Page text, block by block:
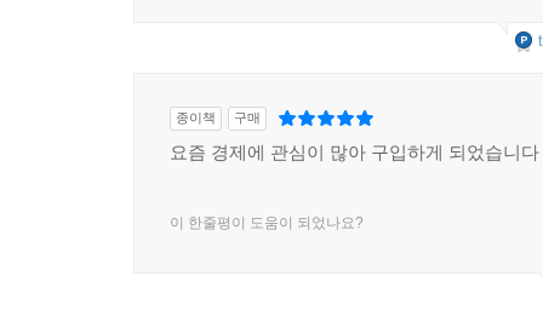
종이책 구매
요즘 경제에 관심이 많아 구입하게 되었습니다
이 한줄평이 도움이 되었나요?